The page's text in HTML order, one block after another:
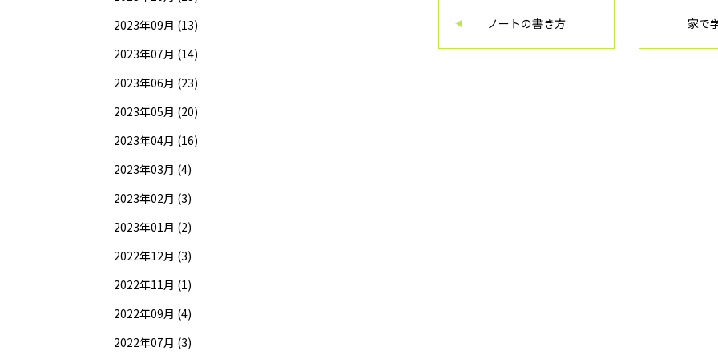
2023年09月 (13)
2023年07月 (14)
2023年06月 (23)
2023年05月 (20)
2023年04月 (16)
2023年03月 (4)
2023年02月 (3)
2023年01月 (2)
2022年12月 (3)
2022年11月 (1)
2022年09月 (4)
2022年07月 (3)
ノートの書き方 家で